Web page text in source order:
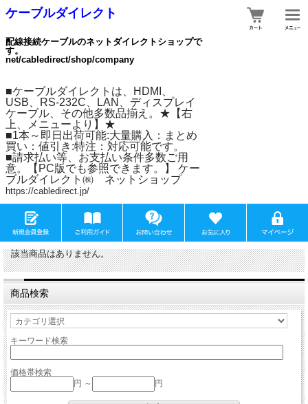
ケーブルダイレクト
配線接続ケーブルのネットダイレクトショップで
す。
net/cabledirect/shop/company
■ケーブルダイレクトは、HDMI、
USB、RS-232C、LAN、ディスプレイ
ケーブル、その他多数品揃え。★【右
上、メニューより】★
■1本～即日出荷可能:大量購入：まとめ
買い：値引き:特注：対応可能です。
■請求払い等、お支払い条件多数ご用
意。【PC版でも参照できます。】 ケー
ブルダイレクト㈱ ネットショップ
https://cabledirect.jp/
該当商品はありません。
商品検索
キーワード検索
価格帯検索
円 ～
円